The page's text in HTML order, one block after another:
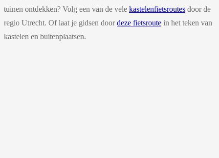
tuinen ontdekken? Volg een van de vele kastelenfietsroutes door de
regio Utrecht. Of laat je gidsen doordeze fietsroute in het teken van
kastelen en buitenplaatsen.